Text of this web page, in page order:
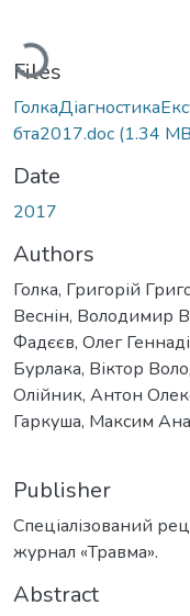
Loading...
Files
бта2017.doc (1.34
Date
2017
Authors
Голка, Григорій
Веснін, Володимир
Фадєєв, Олег
Бурлака, Віктор
Олійник, Антон
Гаркуша, Максим
Publisher
Спеціалізований
журнал «Травма».
Abstract